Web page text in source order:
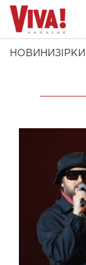
НОВИНИ ЗІРКИ